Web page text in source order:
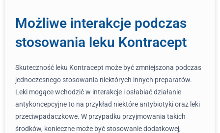
Możliwe interakcje podczas
stosowania leku Kontracept
Skuteczność leku Kontracept może być zmniejszona podczas
jednoczesnego stosowania niektórych innych preparatów.
Leki mogące wchodzić w interakcje i osłabiać działanie
antykoncepcyjne to na przykład niektóre antybiotyki oraz leki
przeciwpadaczkowe. W przypadku przyjmowania takich
środków, konieczne może być stosowanie dodatkowej,